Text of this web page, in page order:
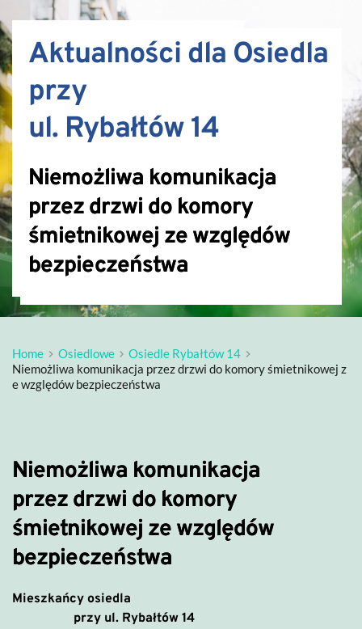
Aktualności dla Osiedla
przy
ul. Rybałtów 14
Niemożliwa komunikacja
przez drzwi do komory
śmietnikowej ze względów
bezpieczeństwa
Home Osiedlowe
Osiedle Rybałtów 14
Niemożliwa komunikacja przez drzwi do komory śmietnikowej z
e względów bezpieczeństwa
Niemożliwa komunikacja
przez drzwi do komory
śmietnikowej ze względów
bezpieczeństwa
Mieszkańcy osiedla
przy ul. Rybałtów 14